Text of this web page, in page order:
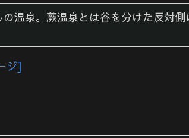
温泉。蕨温泉とは谷を分けた反対
ジ]